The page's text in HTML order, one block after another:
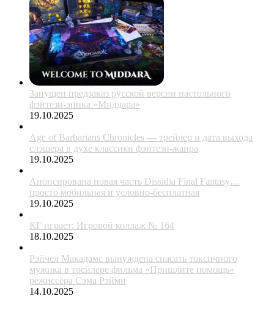
Запущен предзаказ русской версии настольного
фэнтези-эпика «Миддара»
19.10.2025
Age of Barbarians Chronicles — трейлер и дата выхода
слэшера в духе классики фэнтези-жанра
19.10.2025
Анонсирована новая часть Dissidia Final Fantasy…
просто мобильная и условно-бесплатная
19.10.2025
КГ играет: Игровой коллаж № 164
18.10.2025
Рэйчел Макадамс вынуждена спасать токсичного
мужика в трейлере фильма «Пришлите помощь»
режиссёра Сэма Рэйми
14.10.2025